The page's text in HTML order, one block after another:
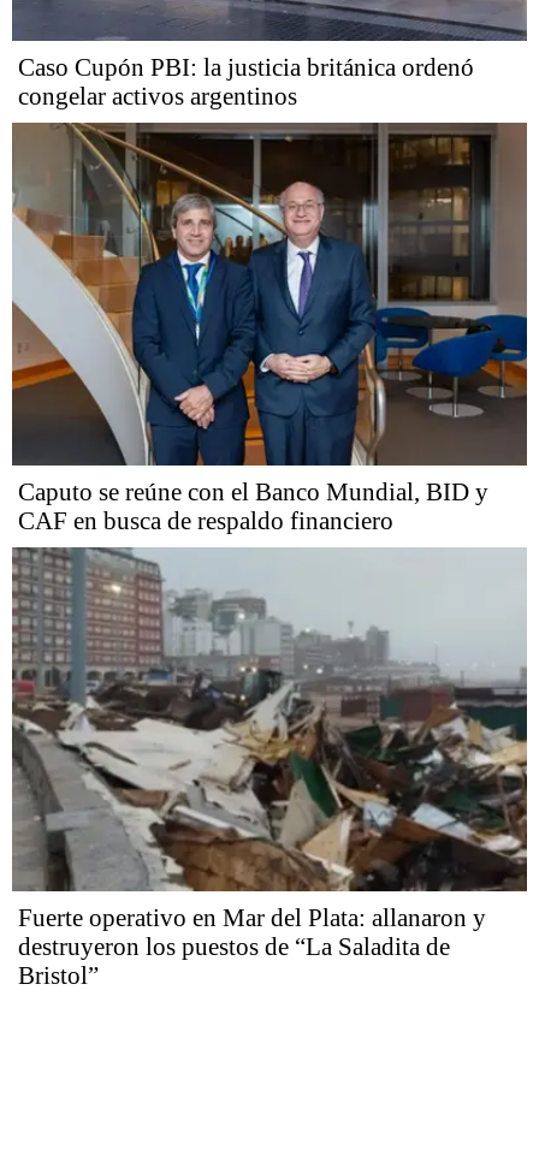
Caso Cupón PBI: la justicia británica ordenó
congelar activos argentinos
Caputo se reúne con el Banco Mundial, BID y
CAF en busca de respaldo financiero
Fuerte operativo en Mar del Plata: allanaron y
destruyeron los puestos de “La Saladita de
Bristol”